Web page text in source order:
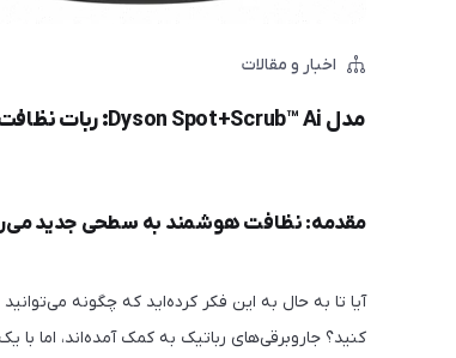
اخبار و مقالات
مدل Dyson Spot+Scrub™ Ai: ربات نظافت هوشمندی که لکه‌ها را فراری می‌دهد
مقدمه: نظافت هوشمند به سطحی جدید
آیا تا به حال به این فکر کرده‌اید که چگونه می‌توانید
کنید؟ جاروبرقی‌های رباتیک به کمک آمده‌اند، اما